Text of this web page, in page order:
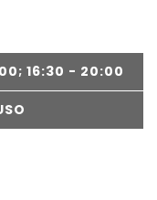
16:30 - 20:00